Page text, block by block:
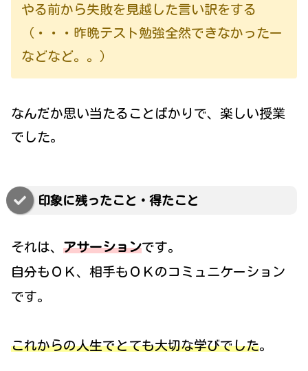
やる前から失敗を見越した言い訳をする
（・・・昨晩テスト勉強全然できなかったー
などなど。。）
なんだか思い当たることばかりで、楽しい授業
でした。
印象に残ったこと・得たこと
それは、 アサーションです。
自分もＯＫ、相手もＯＫのコミュニケーション
です。
これからの人生でとても大切な学びでした。